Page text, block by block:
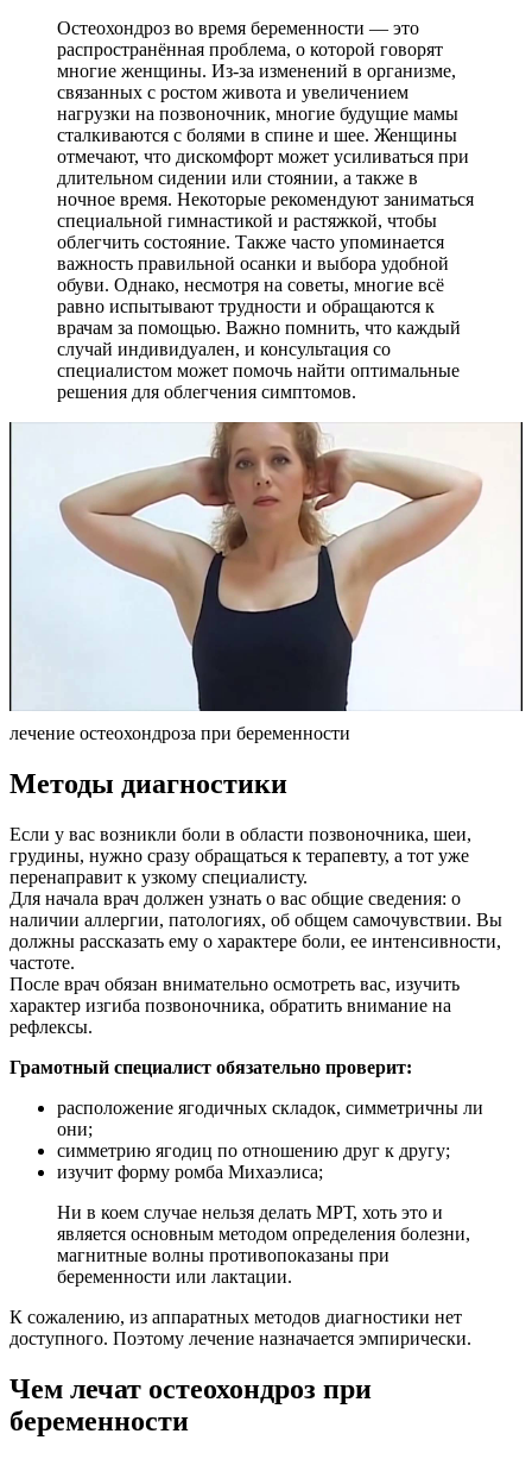
Остеохондроз во время беременности — это
распространённая проблема, о которой говорят
многие женщины. Из-за изменений в организме,
связанных с ростом живота и увеличением
нагрузки на позвоночник, многие будущие мамы
сталкиваются с болями в спине и шее. Женщины
отмечают, что дискомфорт может усиливаться при
длительном сидении или стоянии, а также в
ночное время. Некоторые рекомендуют заниматься
специальной гимнастикой и растяжкой, чтобы
облегчить состояние. Также часто упоминается
важность правильной осанки и выбора удобной
обуви. Однако, несмотря на советы, многие всё
равно испытывают трудности и обращаются к
врачам за помощью. Важно помнить, что каждый
случай индивидуален, и консультация со
специалистом может помочь найти оптимальные
решения для облегчения симптомов.
лечение остеохондроза при беременности
Методы диагностики
Если у вас возникли боли в области позвоночника, шеи,
грудины, нужно сразу обращаться к терапевту, а тот уже
перенаправит к узкому специалисту.
Для начала врач должен узнать о вас общие сведения: о
наличии аллергии, патологиях, об общем самочувствии. Вы
должны рассказать ему о характере боли, ее интенсивности,
частоте.
После врач обязан внимательно осмотреть вас, изучить
характер изгиба позвоночника, обратить внимание на
рефлексы.
Грамотный специалист обязательно проверит:
расположение ягодичных складок, симметричны ли
они;
симметрию ягодиц по отношению друг к другу;
изучит форму ромба Михаэлиса;
Ни в коем случае нельзя делать МРТ, хоть это и
является основным методом определения болезни,
магнитные волны противопоказаны при
беременности или лактации.
К сожалению, из аппаратных методов диагностики нет
доступного. Поэтому лечение назначается эмпирически.
Чем лечат остеохондроз при
беременности